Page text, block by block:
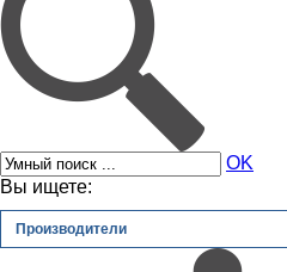
OK
Вы ищете:
Производители